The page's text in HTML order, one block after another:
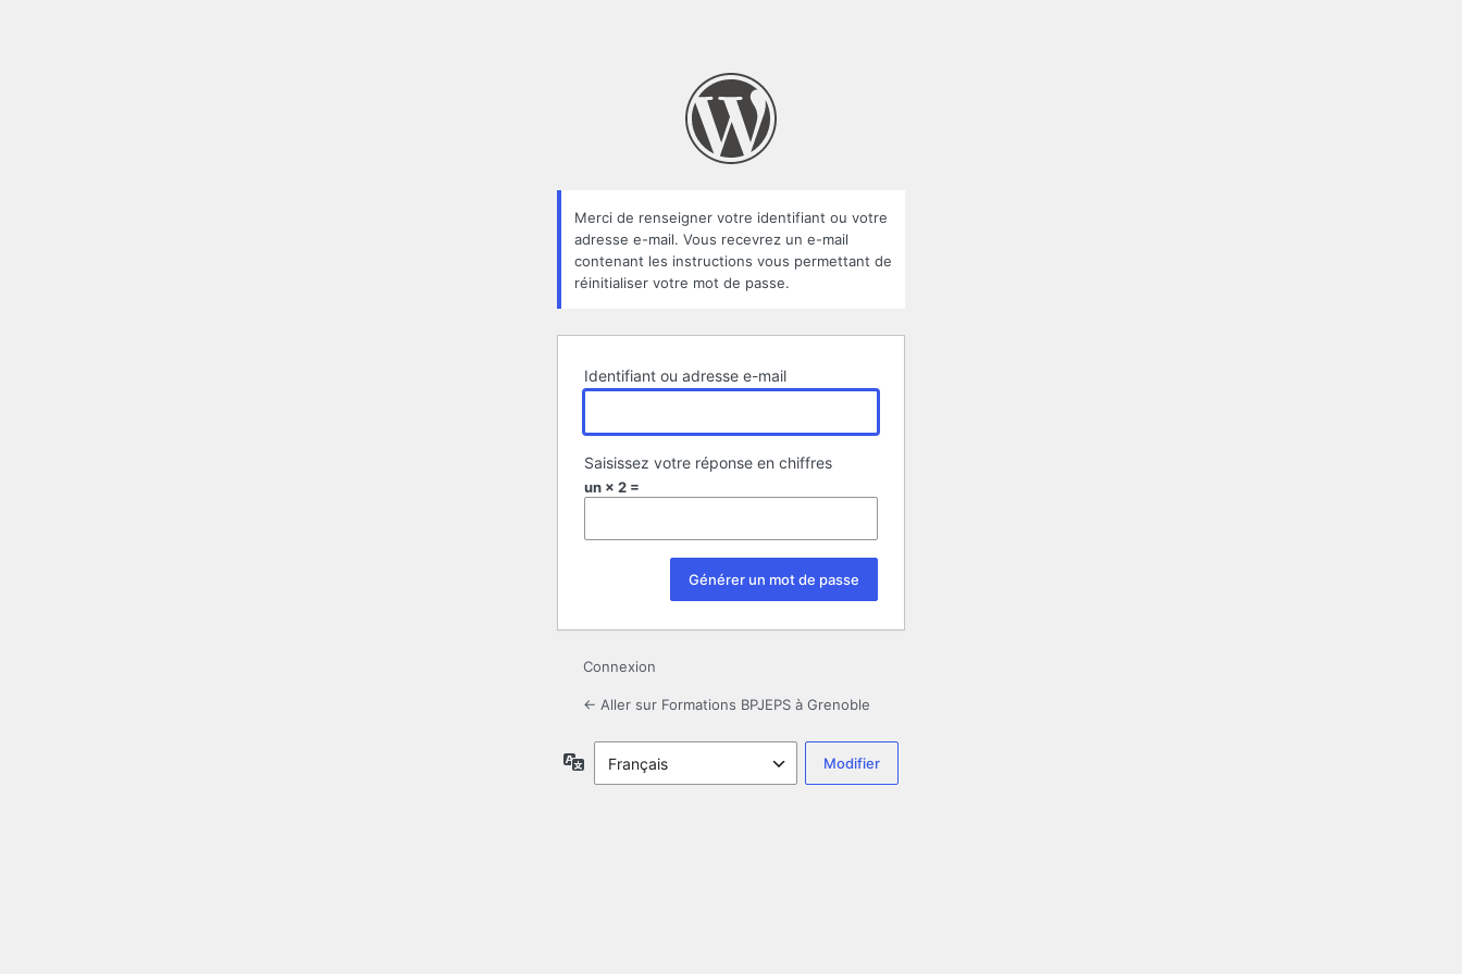
Merci de renseigner votre identifiant ou votre
adresse e-mail. Vous recevrez un e-mail
contenant les instructions vous permettant de
réinitialiser votre mot de passe.
Identifiant ou adresse e-mail
Saisissez votre réponse en chiffres
un × 2 =
Connexion
← Aller sur Formations BPJEPS à Grenoble
Langue